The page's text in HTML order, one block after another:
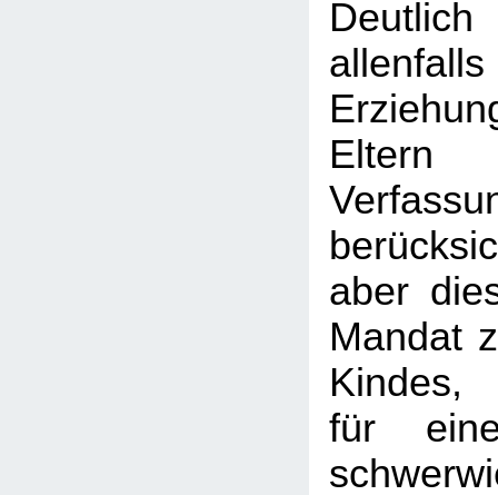
aber
Mandat
Kindes,
für